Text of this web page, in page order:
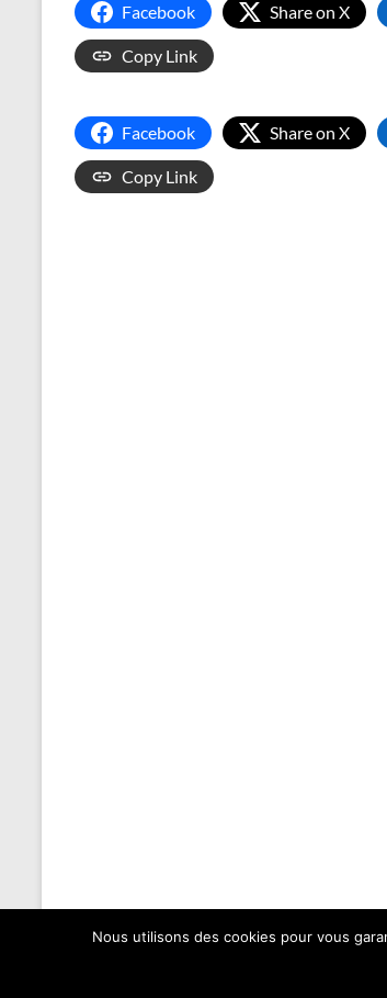
Facebook Share on X
Copy Link
Facebook Share on X
Copy Link
Nous utilisons des cookies pour vous